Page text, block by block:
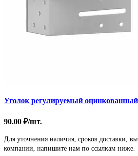
Уголок регулируемый оцинкованный
90.00 ₽/шт.
Для уточнения наличия, сроков доставки,
компании, напишите нам по ссылкам ниже.